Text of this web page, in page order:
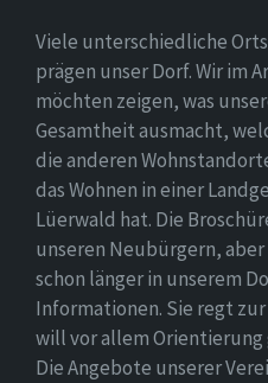
Viele unterschiedliche
prägen unser Dorf. Wir im
möchten zeigen, was
Gesamtheit ausmacht,
die anderen
das Wohnen in einer
Lüerwald hat. Die
unseren Neubürgern,
schon länger in unserem
Informationen. Sie regt
will vor allem Orientierung
Die Angebote unserer